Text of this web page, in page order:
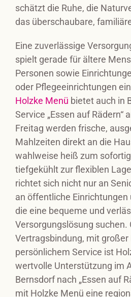
schätzt die Ruhe, die
das überschaubare,
Eine zuverlässige
spielt gerade für ältere
Personen sowie
oder Pflegeeinrichtungen
Holzke Menü bietet auch in
Service „Essen auf Rädern“
Freitag werden frische,
Mahlzeiten direkt an die
wahlweise heiß zum
tiefgekühlt zur flexiblen
richtet sich nicht nur an
an öffentliche Einrichtungen
die eine bequeme und
Versorgungslösung suchen.
Vertragsbindung, mit
persönlichem Service ist
wertvolle Unterstützung im
Bernsdorf nach „Essen auf
mit Holzke Menü eine